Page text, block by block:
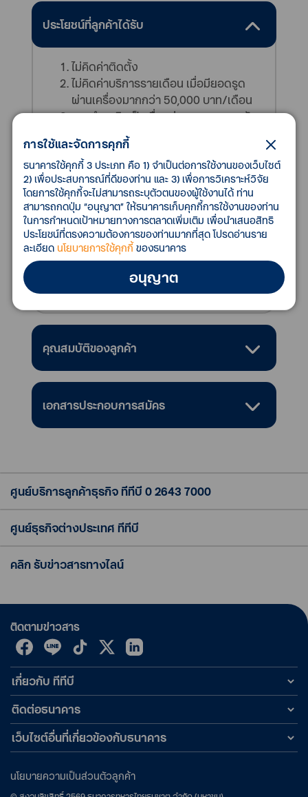
ประโยชน์ที่ลูกค้าได้รับ
ไม่คิดค่าติดตั้ง
ไม่คิดค่าบริการรายเดือน เมื่อมียอดรูด
ผ่านเครื่องมากกว่า 50,000 บาท/เดือน
การทำธุรกิจเป็นเรื่องง่าย สะดวกรองรับ
การใช้งานทั้งบัตรเครดิตและบัตรเดบิต
(Visa/ Mastercard) จากทุกประเทศทั่วโลก
โอนเงินเข้าบัญชีร้านค้าทันที ในวันทำการ
ถัดไป
ลดความเสี่ยงและป้องกันการสูญหายจาก
การถือเงินสด
สะดวกใช้ได้ทุกสกุลเงินหลัก พร้อมรองรับ
บัตรเครดิตต่างประเทศ พร้อมแปลงสกุล
เงินอัตโนมัติ
เสริมสร้างภาพลักษณ์ที่ดีให้กับธุรกิจ
คุณสมบัติของลูกค้า
เอกสารประกอบการสมัคร
การใช้และจัดการคุกกี้
ธนาคารใช้คุกกี้ 3 ประเภท คือ 1) จำเป็นต่อการใช้งานของเว็บไซต์
2) เพื่อประสบการณ์ที่ดีของท่าน และ 3) เพื่อการวิเคราะห์วิจัย
โดยการใช้คุกกี้จะไม่สามารถระบุตัวตนของผู้ใช้งานได้ ท่าน
สามารถกดปุ่ม “อนุญาต” ให้ธนาคารเก็บคุกกี้การใช้งานของท่าน
ในการกำหนดเป้าหมายทางการตลาดเพิ่มเติม เพื่อนำเสนอสิทธิ
ประโยชน์ที่ตรงความต้องการของท่านมากที่สุด โปรดอ่านราย
ละเอียด นโยบายการใช้คุกกี้ ของธนาคาร
อนุญาต
ศูนย์บริการลูกค้าธุรกิจ ทีทีบี 0 2643 7000
ศูนย์ธุรกิจต่างประเทศ ทีทีบี
คลิก รับข่าวสารทางไลน์
ติดตามข่าวสาร
เกี่ยวกับ ทีทีบี
ติดต่อธนาคาร
เว็บไซต์อื่นที่เกี่ยวข้องกับธนาคาร
นโยบายความเป็นส่วนตัวลูกค้า